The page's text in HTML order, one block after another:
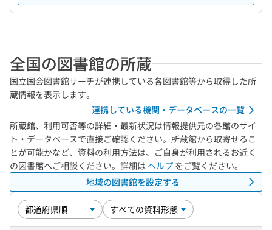
全国の図書館の所蔵
国立国会図書館サーチが連携している各図書館等から取得した所
蔵情報を表示します。
連携している機関・データベースの一覧
所蔵館、利用可否等の詳細・最新状況は情報提供元の各館のサイ
ト・データベースで直接ご確認ください。所蔵館から取寄せるこ
とが可能かなど、資料の利用方法は、ご自身が利用されるお近く
の図書館へご相談ください。詳細は ヘルプ をご覧ください。
地域の図書館を設定する